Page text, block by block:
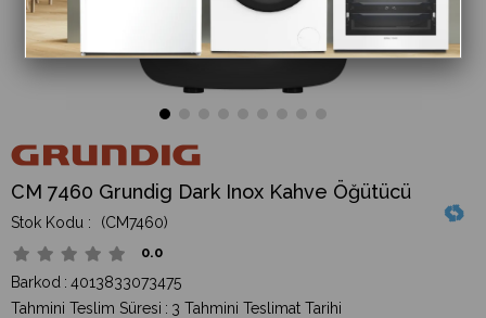
CM 7460 Grundig Dark Inox Kahve Öğütücü
(CM7460)
0.0
Barkod : 4013833073475
Tahmini Teslim Süresi : 3 Tahmini Teslimat Tarihi